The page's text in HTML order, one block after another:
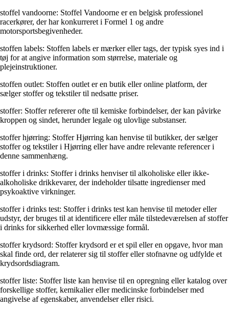
stoffel vandoorne: Stoffel Vandoorne er en belgisk professionel
racerkører, der har konkurreret i Formel 1 og andre
motorsportsbegivenheder.
stoffen labels: Stoffen labels er mærker eller tags, der typisk syes ind i
tøj for at angive information som størrelse, materiale og
plejeinstruktioner.
stoffen outlet: Stoffen outlet er en butik eller online platform, der
sælger stoffer og tekstiler til nedsatte priser.
stoffer: Stoffer refererer ofte til kemiske forbindelser, der kan påvirke
kroppen og sindet, herunder legale og ulovlige substanser.
stoffer hjørring: Stoffer Hjørring kan henvise til butikker, der sælger
stoffer og tekstiler i Hjørring eller have andre relevante referencer i
denne sammenhæng.
stoffer i drinks: Stoffer i drinks henviser til alkoholiske eller ikke-
alkoholiske drikkevarer, der indeholder tilsatte ingredienser med
psykoaktive virkninger.
stoffer i drinks test: Stoffer i drinks test kan henvise til metoder eller
udstyr, der bruges til at identificere eller måle tilstedeværelsen af ​​stoffer
i drinks for sikkerhed eller lovmæssige formål.
stoffer krydsord: Stoffer krydsord er et spil eller en opgave, hvor man
skal finde ord, der relaterer sig til stoffer eller stofnavne og udfylde et
krydsordsdiagram.
stoffer liste: Stoffer liste kan henvise til en opregning eller katalog over
forskellige stoffer, kemikalier eller medicinske forbindelser med
angivelse af egenskaber, anvendelser eller risici.